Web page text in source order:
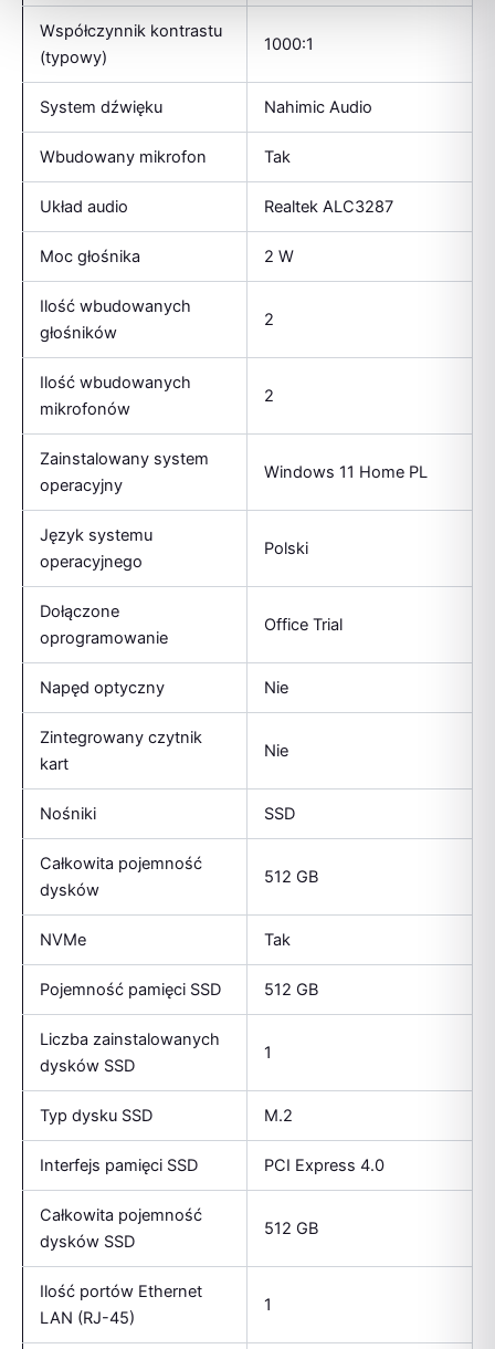
Współczynnik kontrastu
(typowy)
1000:1
System dźwięku Nahimic Audio
Wbudowany mikrofon Tak
Układ audio Realtek ALC3287
Moc głośnika 2 W
Ilość wbudowanych
głośników
2
Ilość wbudowanych
mikrofonów
2
Zainstalowany system
operacyjny
Windows 11 Home PL
Język systemu
operacyjnego
Polski
Dołączone
oprogramowanie
Office Trial
Napęd optyczny Nie
Zintegrowany czytnik
kart
Nie
Nośniki SSD
Całkowita pojemność
dysków
512 GB
NVMe Tak
Pojemność pamięci SSD 512 GB
Liczba zainstalowanych
dysków SSD
1
Typ dysku SSD M.2
Interfejs pamięci SSD PCI Express 4.0
Całkowita pojemność
dysków SSD
512 GB
Ilość portów Ethernet
LAN (RJ-45)
1